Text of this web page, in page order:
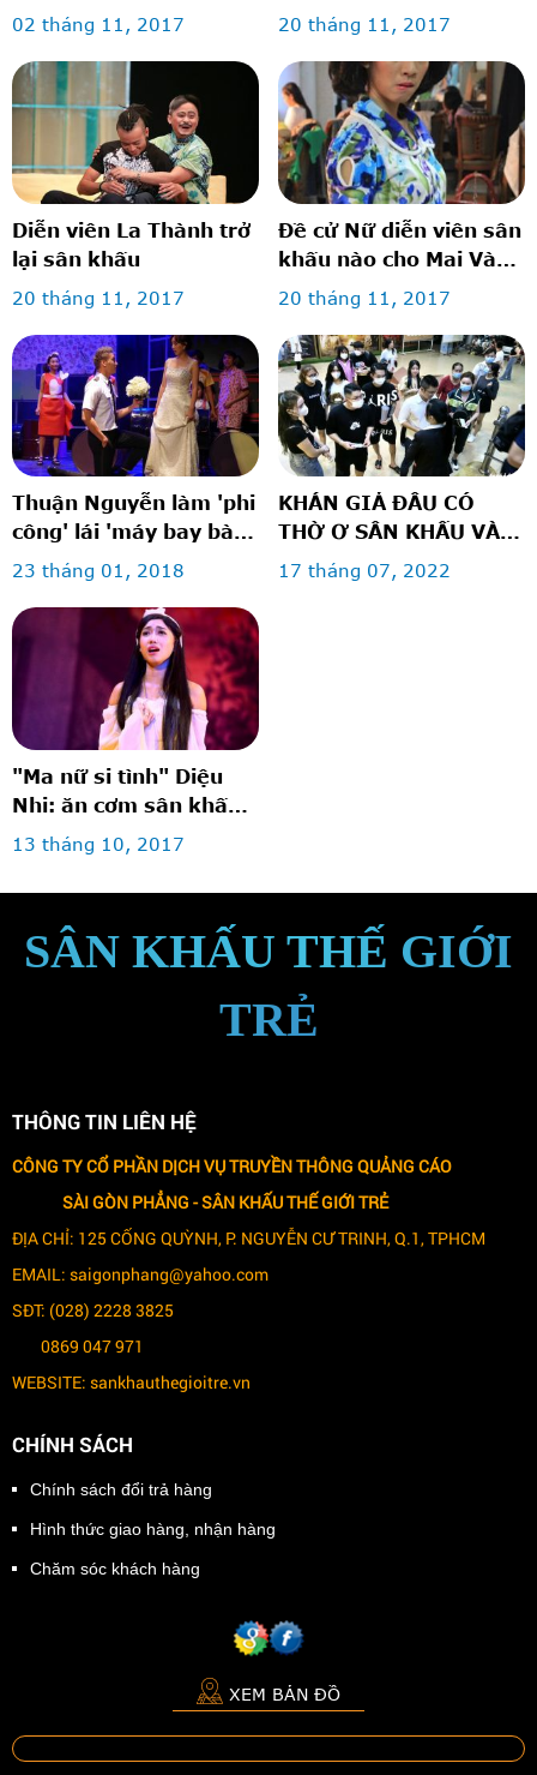
KHẤU THẾ GIỚI TRẺ
02 tháng 11, 2017
SKTGT
20 tháng 11, 2017
Diễn viên La Thành trở
lại sân khấu
20 tháng 11, 2017
Đề cử Nữ diễn viên sân
khấu nào cho Mai Vàng
2017?
20 tháng 11, 2017
Thuận Nguyễn làm 'phi
công' lái 'máy bay bà
già' Thu Trang
23 tháng 01, 2018
KHÁN GIẢ ĐÂU CÓ
THỜ Ơ SÂN KHẤU VÀ
RẠP PHIM
17 tháng 07, 2022
"Ma nữ si tình" Diệu
Nhi: ăn cơm sân khấu
để diễn bi hài
13 tháng 10, 2017
SÂN KHẤU THẾ GIỚI
TRẺ
THÔNG TIN LIÊN HỆ
CÔNG TY CỔ PHẦN DỊCH VỤ TRUYỀN THÔNG QUẢNG CÁO
SÀI GÒN PHẲNG -SÂN KHẤU THẾ GIỚI TRẺ
ĐỊA CHỈ: 125 CỐNG QUỲNH, P. NGUYỄN CƯ TRINH, Q.1, TPHCM
EMAIL: saigonphang@yahoo.com
SĐT: (028) 2228 3825
0869 047 971
WEBSITE: sankhauthegioitre.vn
CHÍNH SÁCH
Chính sách đổi trả hàng
Hình thức giao hàng, nhận hàng
Chăm sóc khách hàng
XEM BẢN ĐỒ